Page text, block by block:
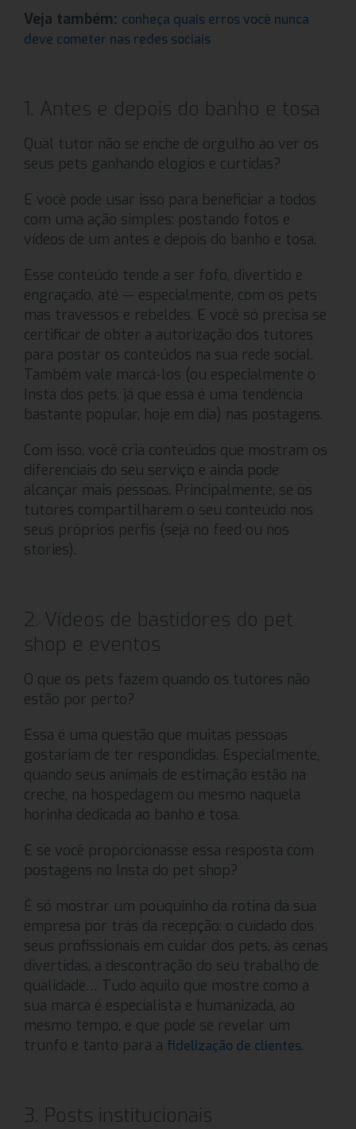
Veja também: conheça quais erros você nunca
deve cometer nas redes sociais
1. Antes e depois do banho e tosa
Qual tutor não se enche de orgulho ao ver os
seus pets ganhando elogios e curtidas?
E você pode usar isso para beneficiar a todos
com uma ação simples: postando fotos e
vídeos de um antes e depois do banho e tosa.
Esse conteúdo tende a ser fofo, divertido e
engraçado, até — especialmente, com os pets
mas travessos e rebeldes. E você só precisa se
certificar de obter a autorização dos tutores
para postar os conteúdos na sua rede social.
Também vale marcá-los (ou especialmente o
Insta dos pets, já que essa é uma tendência
bastante popular, hoje em dia) nas postagens.
Com isso, você cria conteúdos que mostram os
diferenciais do seu serviço e ainda pode
alcançar mais pessoas. Principalmente, se os
tutores compartilharem o seu conteúdo nos
seus próprios perfis (seja no feed ou nos
stories).
2. Vídeos de bastidores do pet
shop e eventos
O que os pets fazem quando os tutores não
estão por perto?
Essa é uma questão que muitas pessoas
gostariam de ter respondidas. Especialmente,
quando seus animais de estimação estão na
creche, na hospedagem ou mesmo naquela
horinha dedicada ao banho e tosa.
E se você proporcionasse essa resposta com
postagens no Insta do pet shop?
É só mostrar um pouquinho da rotina da sua
empresa por trás da recepção: o cuidado dos
seus profissionais em cuidar dos pets, as cenas
divertidas, a descontração do seu trabalho de
qualidade… Tudo aquilo que mostre como a
sua marca é especialista e humanizada, ao
mesmo tempo, e que pode se revelar um
trunfo e tanto para a fidelização de clientes.
3. Posts institucionais